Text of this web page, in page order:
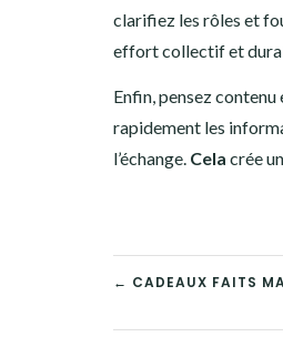
clarifiez les rôles et
effort collectif et
Enfin, pensez
rapidement les
l’échange. Cela crée
← CADEAUX FAITS